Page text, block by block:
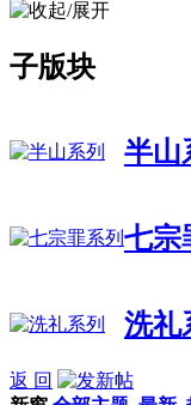
子版块
半山
七宗
洗礼
返 回